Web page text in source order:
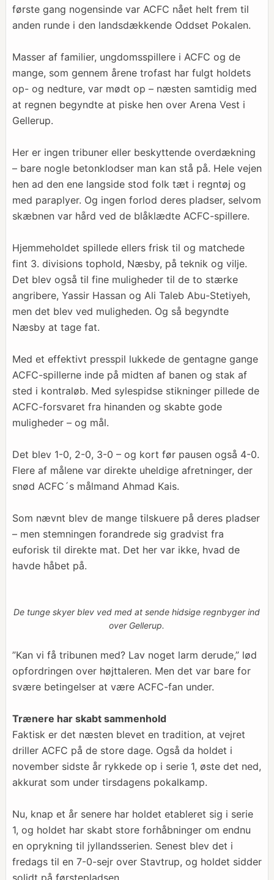
første gang nogensinde var ACFC nået helt frem til
anden runde i den landsdækkende Oddset Pokalen.
Masser af familier, ungdomsspillere i ACFC og de
mange, som gennem årene trofast har fulgt holdets
op- og nedture, var mødt op – næsten samtidig med
at regnen begyndte at piske hen over Arena Vest i
Gellerup.
Her er ingen tribuner eller beskyttende overdækning
– bare nogle betonklodser man kan stå på. Hele vejen
hen ad den ene langside stod folk tæt i regntøj og
med paraplyer. Og ingen forlod deres pladser, selvom
skæbnen var hård ved de blåklædte ACFC-spillere.
Hjemmeholdet spillede ellers frisk til og matchede
fint 3. divisions tophold, Næsby, på teknik og vilje.
Det blev også til fine muligheder til de to stærke
angribere, Yassir Hassan og Ali Taleb Abu-Stetiyeh,
men det blev ved muligheden. Og så begyndte
Næsby at tage fat.
Med et effektivt presspil lukkede de gentagne gange
ACFC-spillerne inde på midten af banen og stak af
sted i kontraløb. Med sylespidse stikninger pillede de
ACFC-forsvaret fra hinanden og skabte gode
muligheder – og mål.
Det blev 1-0, 2-0, 3-0 – og kort før pausen også 4-0.
Flere af målene var direkte uheldige afretninger, der
snød ACFC´s målmand Ahmad Kais.
Som nævnt blev de mange tilskuere på deres pladser
– men stemningen forandrede sig gradvist fra
euforisk til direkte mat. Det her var ikke, hvad de
havde håbet på.
De tunge skyer blev ved med at sende hidsige regnbyger ind
over Gellerup.
”Kan vi få tribunen med? Lav noget larm derude,” lød
opfordringen over højttaleren. Men det var bare for
svære betingelser at være ACFC-fan under.
Trænere har skabt sammenhold
Faktisk er det næsten blevet en tradition, at vejret
driller ACFC på de store dage. Også da holdet i
november sidste år rykkede op i serie 1, øste det ned,
akkurat som under tirsdagens pokalkamp.
Nu, knap et år senere har holdet etableret sig i serie
1, og holdet har skabt store forhåbninger om endnu
en oprykning til jyllandsserien. Senest blev det i
fredags til en 7-0-sejr over Stavtrup, og holdet sidder
solidt på førstepladsen.